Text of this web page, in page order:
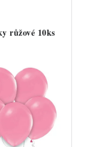
růžové 10ks